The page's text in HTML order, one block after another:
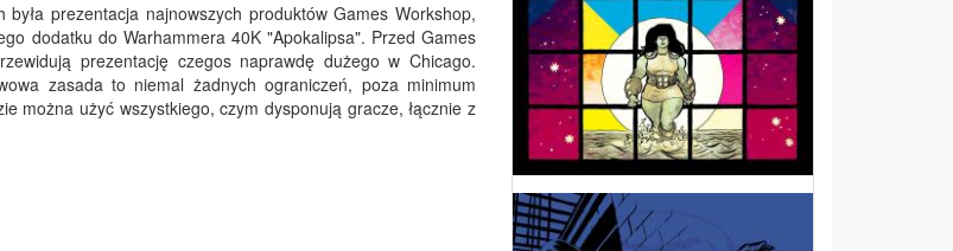
prezentacja najnowszych produktów Games Workshop,
dodatku do Warhammera 40K "Apokalipsa". Przed Games
prezentację czegos naprawdę dużego w Chicago.
zasada to niemal żadnych ograniczeń, poza minimum
można użyć wszystkiego, czym dysponują gracze, łącznie z